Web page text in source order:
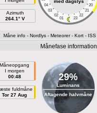
Azimuth
264.1° V
04
20
03
21
02
22
01 23
med dagslys
Måne info - Nordlys - Meteorer - Kort - ISS
Månefase information
Måneopgang
I morgen
00:48
fuldmåne
Tor 27 Aug
29%
Luminans
Aftagende halvmåne